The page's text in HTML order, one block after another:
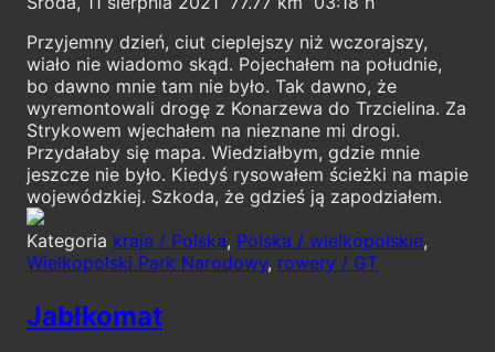
Przyjemny dzień, ciut cieplejszy niż wczorajszy,
wiało nie wiadomo skąd. Pojechałem na południe,
bo dawno mnie tam nie było. Tak dawno, że
wyremontowali drogę z Konarzewa do Trzcielina. Za
Strykowem wjechałem na nieznane mi drogi.
Przydałaby się mapa. Wiedziałbym, gdzie mnie
jeszcze nie było. Kiedyś rysowałem ścieżki na mapie
wojewódzkiej. Szkoda, że gdzieś ją zapodziałem.
Kategoria kraje / Polska, Polska / wielkopolskie,
Wielkopolski Park Narodowy, rowery / GT
Jabłkomat